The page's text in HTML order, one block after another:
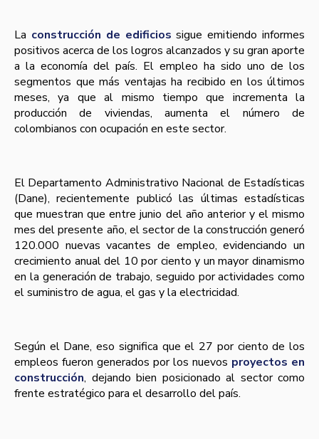
La construcción de edificios sigue emitiendo informes
positivos acerca de los logros alcanzados y su gran aporte
a la economí­a del paí­s. El empleo ha sido uno de los
segmentos que más ventajas ha recibido en los últimos
meses, ya que al mismo tiempo que incrementa la
producción de viviendas, aumenta el número de
colombianos con ocupación en este sector.
El Departamento Administrativo Nacional de Estadí­sticas
(Dane), recientemente publicó las últimas estadí­sticas
que muestran que entre junio del año anterior y el mismo
mes del presente año, el sector de la construcción generó
120.000 nuevas vacantes de empleo, evidenciando un
crecimiento anual del 10 por ciento y un mayor dinamismo
en la generación de trabajo, seguido por actividades como
el suministro de agua, el gas y la electricidad.
Según el Dane, eso significa que el 27 por ciento de los
empleos fueron generados por los nuevos proyectos en
construcción, dejando bien posicionado al sector como
frente estratégico para el desarrollo del paí­s.